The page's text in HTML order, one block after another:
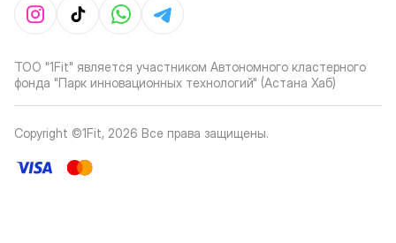
ТОО "1Fit" является участником Автономного кластерного
фонда "Парк инновационных технологий" (Астана Хаб)
Copyright ©1Fit, 2026 Все права защищены.